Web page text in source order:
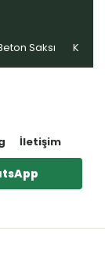
Saksı Kablo
İletişim